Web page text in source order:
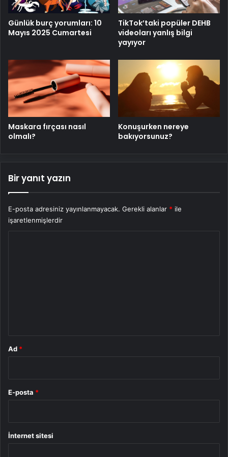
Günlük burç yorumları: 10
Mayıs 2025 Cumartesi
TikTok’taki popüler DEHB
videoları yanlış bilgi
yayıyor
Maskara fırçası nasıl
olmalı?
Konuşurken nereye
bakıyorsunuz?
Bir yanıt yazın
E-posta adresiniz yayınlanmayacak. Gerekli alanlar * ile
işaretlenmişlerdir
Ad *
E-posta *
İnternet sitesi